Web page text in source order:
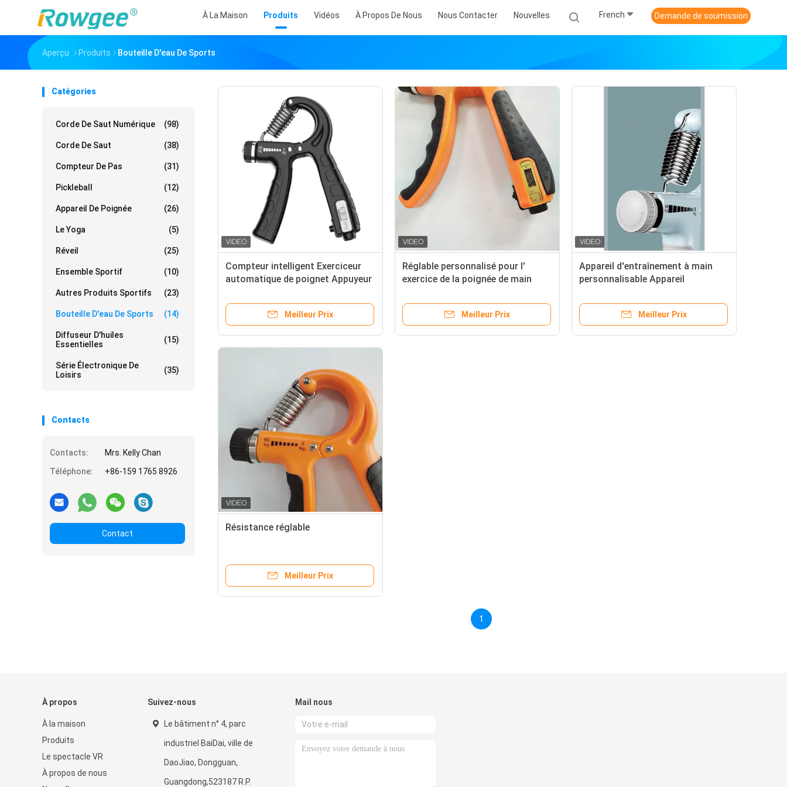
À La Maison Produits Vidéos À Propos De Nous Nous Contacter Nouvelles French Demande de soumission
Aperçu Produits Bouteille D'eau De Sports
Catégories
Corde De Saut Numérique (98)
Corde De Saut (38)
Compteur De Pas (31)
Pickleball (12)
Appareil De Poignée (26)
Le Yoga (5)
Réveil (25)
Ensemble Sportif (10)
Autres Produits Sportifs (23)
Bouteille D'eau De Sports (14)
Diffuseur D'huiles
Essentielles
(15)
Série Électronique De
Loisirs
(35)
Contacts
Contacts:
Mrs. Kelly Chan
Téléphone:
+86-159 1765 8926
Contact
Compteur intelligent Exerciceur
automatique de poignet Appuyeur
d'entraînement
Meilleur Prix
Réglable personnalisé pour l'
exercice de la poignée de main
Meilleur Prix
Appareil d'entraînement à main
personnalisable Appareil
FCC
Meilleur Prix
Résistance réglable
Meilleur Prix
1
À propos
À la maison
Produits
Le spectacle VR
À propos de nous
Suivez-nous
Le bâtiment n° 4, parc
industriel BaiDai, ville de
DaoJiao, Dongguan,
Guangdong,523187 R.P.
Mail nous